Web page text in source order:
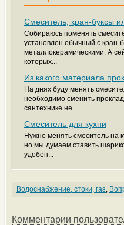
Смеситель, кран-буксы
Собираюсь поменять
установлен обычный с кран-
металлокерамическими. А
которых...
Из какого материала
На днях буду менять
необходимо сменить
сантехнике не...
Смеситель для кухни
Нужно менять смеситель на
но мы думаем ставить
удобен...
Водоснабжение, стоки, газ,
Комментарии